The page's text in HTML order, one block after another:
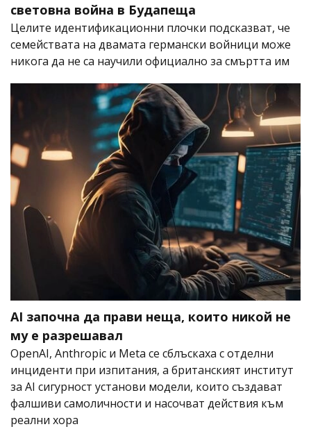
световна война в Будапеща
Целите идентификационни плочки подсказват, че
семействата на двамата германски войници може
никога да не са научили официално за смъртта им
AI започна да прави неща, които никой не
му е разрешавал
OpenAI, Anthropic и Meta се сблъскаха с отделни
инциденти при изпитания, а британският институт
за AI сигурност установи модели, които създават
фалшиви самоличности и насочват действия към
реални хора